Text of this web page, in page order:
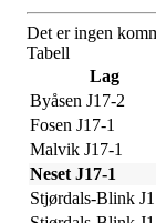
Det er ingen
Tabell
Lag
Byåsen J17-2
Fosen J17-1
Malvik J17-1
Neset J17-1
Stjørdals-Blink